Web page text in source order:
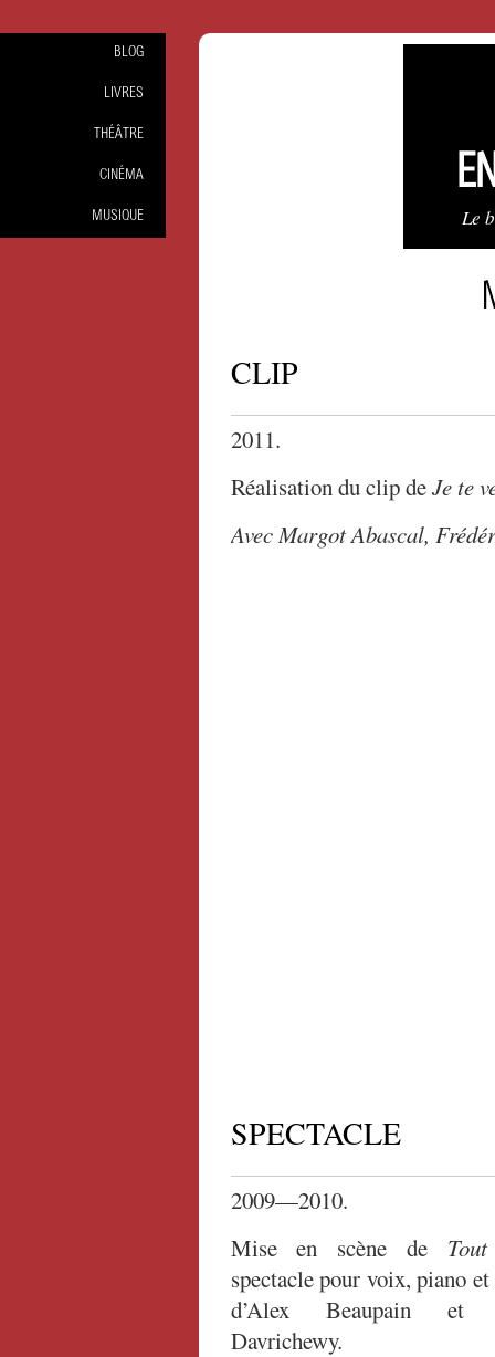
Le
CLIP
2011.
Réalisation du clip deJe te
Avec Margot Abascal,
SPECTACLE
2009—2010.
Mise en scène de
spectacle pour voix, piano
d’Alex Beaupain et
Davrichewy.
BLOG
LIVRES
THÉÂTRE
CINÉMA
MUSIQUE